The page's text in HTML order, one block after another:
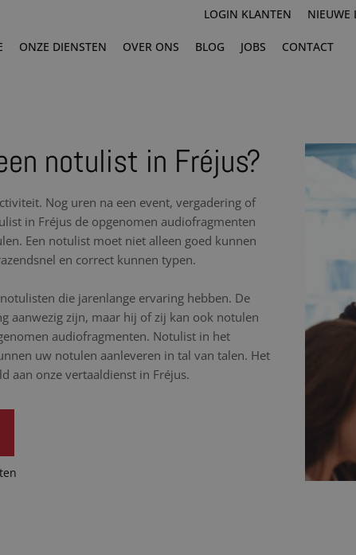
LOGIN KLANTEN NIEUWE
ONZE DIENSTEN OVER ONS BLOG JOBS CONTACT
notulist in Fréjus?
Nog uren na een event, vergadering of
in Fréjus de opgenomen audiofragmenten
Een notulist moet niet alleen goed kunnen
en correct kunnen typen.
die jarenlange ervaring hebben. De
aanwezig zijn, maar hij of zij kan ook notulen
audiofragmenten. Notulist in het
uw notulen aanleveren in tal van talen. Het
aan onze vertaaldienst in Fréjus.